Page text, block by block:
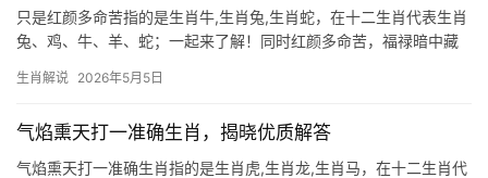
只是红颜多命苦指的是生肖牛,生肖兔,生肖蛇，在十二生肖代表生肖
兔、鸡、牛、羊、蛇；一起来了解！同时红颜多命苦，福禄暗中藏
遇情劫，男子属兔，则常因心软破财，明年甲辰年，生肖兔与太岁
生肖解说 2026年5月5日
气焰熏天打一准确生肖，揭晓优质解答
气焰熏天打一准确生肖指的是生肖虎,生肖龙,生肖马，在十二生肖代